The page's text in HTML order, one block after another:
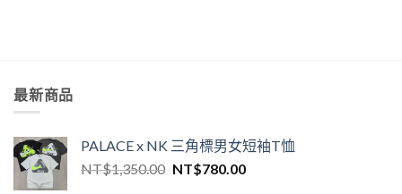
最新商品
PALACE x NK 三角標男女短袖T恤
NT$1,350.00 NT$780.00